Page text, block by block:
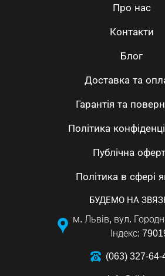
Про нас
Контакти
Блог
Доставка та
Гарантія та
Політика
Публічна
Політика в сфері
БУДЕМО НА
м. Львів, вул.
Індекс:
(063) 327-64-